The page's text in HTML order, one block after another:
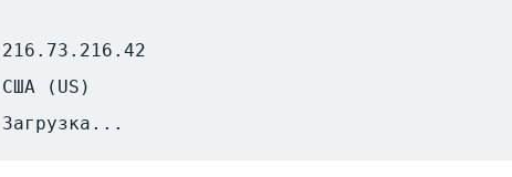
216.73.216.42
США (US)
Загрузка...